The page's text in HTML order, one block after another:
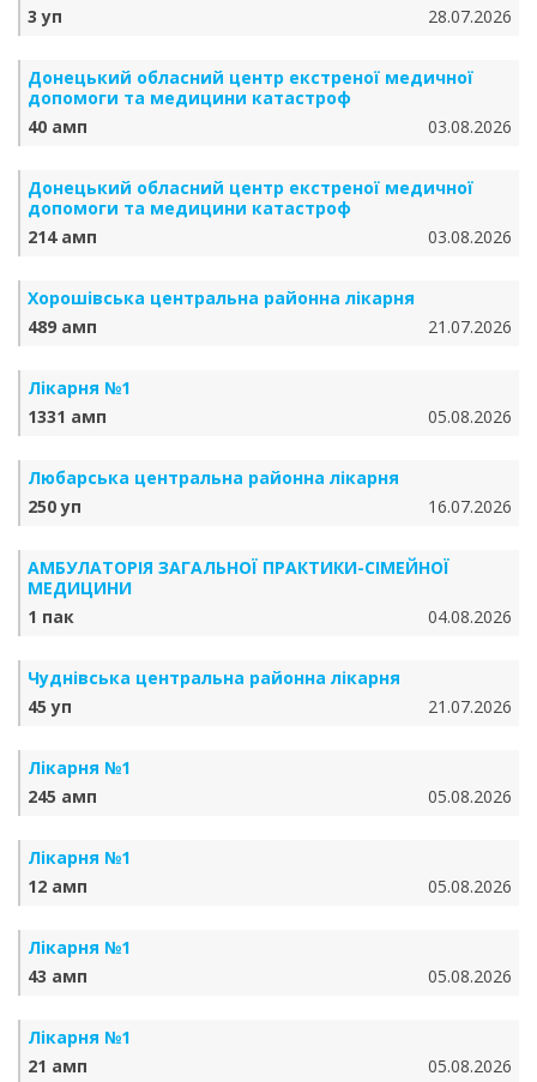
3 уп
28.07.2026
Донецький обласний центр екстреної медичної
допомоги та медицини катастроф
40 амп
03.08.2026
Донецький обласний центр екстреної медичної
допомоги та медицини катастроф
214 амп
03.08.2026
Хорошівська центральна районна лікарня
489 амп
21.07.2026
Лікарня №1
1331 амп
05.08.2026
Любарська центральна районна лікарня
250 уп
16.07.2026
АМБУЛАТОРІЯ ЗАГАЛЬНОЇ ПРАКТИКИ-СІМЕЙНОЇ
МЕДИЦИНИ
1 пак
04.08.2026
Чуднівська центральна районна лікарня
45 уп
21.07.2026
Лікарня №1
245 амп
05.08.2026
Лікарня №1
12 амп
05.08.2026
Лікарня №1
43 амп
05.08.2026
Лікарня №1
21 амп
05.08.2026